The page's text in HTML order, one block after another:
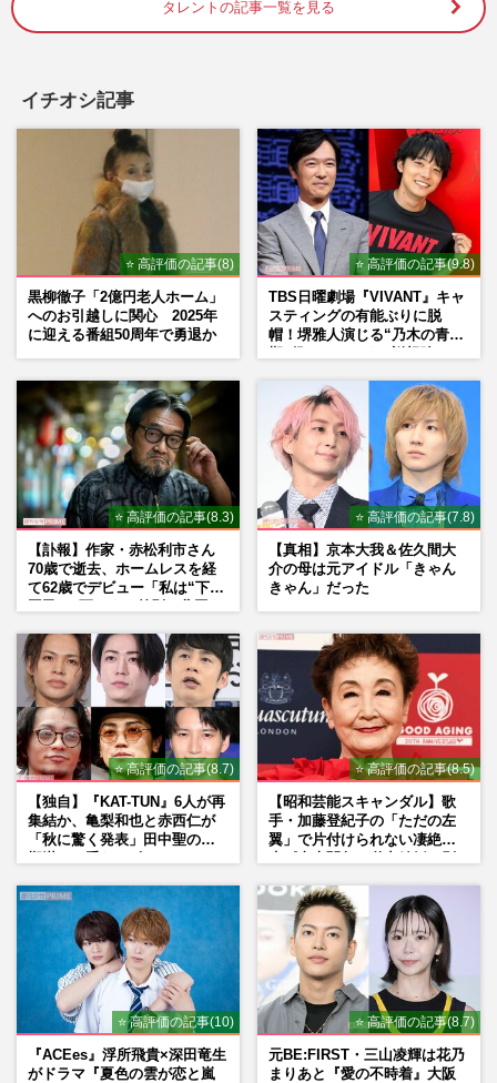
【哀悼秘話】美輪明宏さん、三島由紀夫が
自決直前に贈った300本のバラ…デヴィ夫
広末涼子に続いてデヴィ夫人が暴行容疑で
書類送検、蒸し返された「平手打ち」と
「傷害罪逮捕」の大騒動
週刊女性PRIME 2025/4/16
暴行容疑で書類送検されたデヴィ夫人、過
去にはパワハラ言動で訴訟も「貴婦人の平
手打ちは社交界の常識」の…
2025/4/16
筧美和子「五里霧中ってこと？」“先の見
えない”新婚ツーショットにツッコミ「闇
深そう」心配の声も
週刊女性PRIME 2025/3/4
タレントの記事一覧を見る
イチオシ記事
⭐ 高評価の記事(8)
黒柳徹子「2億円老人ホーム」
へのお引越しに関心 2025年
に迎える番組50周年で勇退か
⭐ 高評価の記事(9.8)
TBS日曜劇場『VIVANT』キャ
スティングの有能ぶりに脱
帽！堺雅人演じる“乃木の青年
マン長男・櫻井海音だった
⭐ 高評価の記事(8.3)
【訃報】作家・赤松利市さん
70歳で逝去、ホームレスを経
て62歳でデビュー「私は“下級
⭐ 高評価の記事(7.8)
【真相】京本大我＆佐久間大
介の母は元アイドル「きゃん
きゃん」だった
⭐ 高評価の記事(8.7)
【独自】『KAT-TUN』6人が再
集結か、亀梨和也と赤西仁が
「秋に驚く発表」田中聖の刑
⭐ 高評価の記事(8.5)
【昭和芸能スキャンダル】歌
手・加藤登紀子の「ただの左
翼」で片付けられない凄絶半
⭐ 高評価の記事(10)
『ACEes』浮所飛貴×深田竜生
がドラマ『夏色の雲が恋と嵐
⭐ 高評価の記事(8.7)
元BE:FIRST・三山凌輝は花乃
まりあと『愛の不時着』大阪